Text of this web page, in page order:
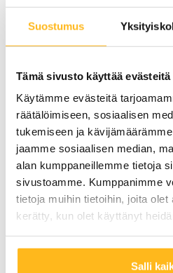
Suostumus
Tämä sivusto käyttää evästeitä
Käytämme evästeitä
räätälöimiseen, sosiaalisen
tukemiseen ja
jaamme sosiaalisen median,
alan kumppaneillemme tietoja
sivustoamme. Kumppanimme
tietoja muihin tietoihin, joita olet
kerätty, kun olet käyttänyt
Salli
pitkäikäisiä ja vaativat vain
Aurinkoenergian
taloudellisesti kannattavaa,
vahvistaa yrityksen vihreää
sidosryhmät arvostavat yhä
ympäristötietoisia
konkreettinen tapa osoittaa
energiatalkoisiin ja näyttää